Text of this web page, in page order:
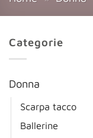
Categorie
Donna
Scarpa tacco
Ballerine